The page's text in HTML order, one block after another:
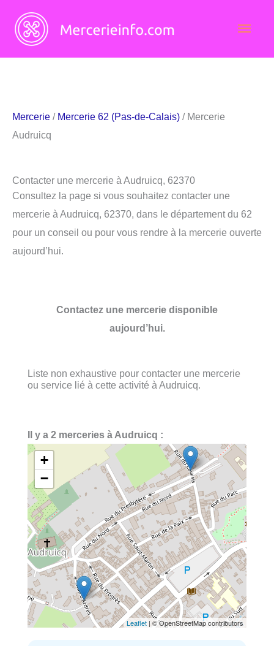
contenu
Mercerie / Mercerie 62 (Pas-de-Calais) / Mercerie
Audruicq
Contacter une mercerie à Audruicq, 62370
Consultez la page si vous souhaitez contacter une
mercerie à Audruicq, 62370, dans le département du 62
pour un conseil ou pour vous rendre à la mercerie ouverte
aujourd’hui.
Contactez une mercerie disponible
aujourd’hui.
Liste non exhaustive pour contacter une mercerie
ou service lié à cette activité à Audruicq.
Il y a 2 merceries à Audruicq :
+
−
Leaflet | © OpenStreetMap contributors